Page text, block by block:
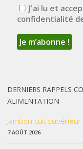
J'ai lu et
confidentialité
DERNIERS RAPPELS
ALIMENTATION
Jambon cuit
7 AOÛT 2026